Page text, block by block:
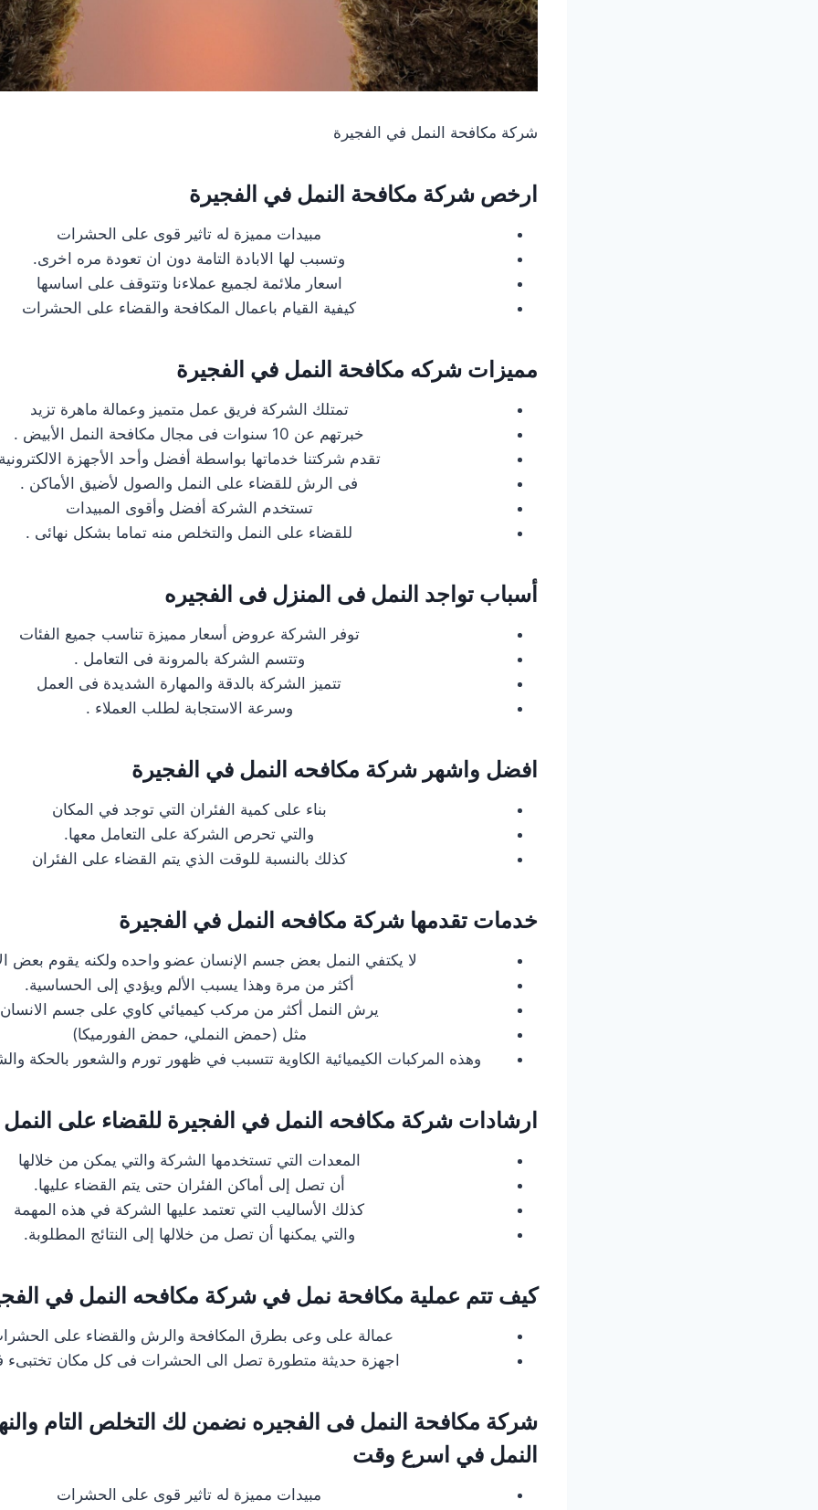
شركة مكافحة النمل في الفجيرة
ارخص شركة مكافحة النمل في الفجيرة
مبيدات مميزة له تاثير قوى على الحشرات
وتسبب لها الابادة التامة دون ان تعودة مره اخرى.
اسعار ملائمة لجميع عملاءنا وتتوقف على اساسها
كيفية القيام باعمال المكافحة والقضاء على الحشرات
مميزات شركه مكافحة النمل في الفجيرة
تمتلك الشركة فريق عمل متميز وعمالة ماهرة تزيد
خبرتهم عن 10 سنوات فى مجال مكافحة النمل الأبيض .
تقدم شركتنا خدماتها بواسطة أفضل وأحد الأجهزة
فى الرش للقضاء على النمل والصول لأضيق الأماكن .
تستخدم الشركة أفضل وأقوى المبيدات
للقضاء على النمل والتخلص منه تماما بشكل نهائى .
أسباب تواجد النمل فى المنزل فى الفجيره
توفر الشركة عروض أسعار مميزة تناسب جميع الفئات
وتتسم الشركة بالمرونة فى التعامل .
تتميز الشركة بالدقة والمهارة الشديدة فى العمل
وسرعة الاستجابة لطلب العملاء .
افضل واشهر شركة مكافحه النمل في الفجيرة
بناء على كمية الفئران التي توجد في المكان
والتي تحرص الشركة على التعامل معها.
كذلك بالنسبة للوقت الذي يتم القضاء على الفئران
خدمات تقدمها شركة مكافحه النمل في الفجيرة
لا يكتفي النمل بعض جسم الإنسان عضو واحده ولكنه يقوم بعض
أكثر من مرة وهذا يسبب الألم ويؤدي إلى الحساسية.
يرش النمل أكثر من مركب كيميائي كاوي على جسم الانسان
مثل (حمض النملي، حمض الفورميكا)
وهذه المركبات الكيميائية الكاوية تتسبب في ظهور تورم والشعور بالحكة
ارشادات شركة مكافحه النمل في الفجيرة للقضاء على النمل
المعدات التي تستخدمها الشركة والتي يمكن من خلالها
أن تصل إلى أماكن الفئران حتى يتم القضاء عليها.
كذلك الأساليب التي تعتمد عليها الشركة في هذه المهمة
والتي يمكنها أن تصل من خلالها إلى النتائج المطلوبة.
كيف تتم عملية مكافحة نمل في شركة مكافحه النمل في
عمالة على وعى بطرق المكافحة والرش والقضاء على
اجهزة حديثة متطورة تصل الى الحشرات فى كل مكان تختبىء
شركة مكافحة النمل فى الفجيره نضمن لك التخلص التام
النمل في اسرع وقت
مبيدات مميزة له تاثير قوى على الحشرات